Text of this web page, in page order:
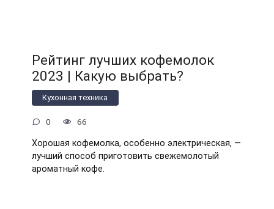
Рейтинг лучших кофемолок
2023 | Какую выбрать?
Кухонная техника
0 66
Хорошая кофемолка, особенно электрическая, —
лучший способ приготовить свежемолотый
ароматный кофе.